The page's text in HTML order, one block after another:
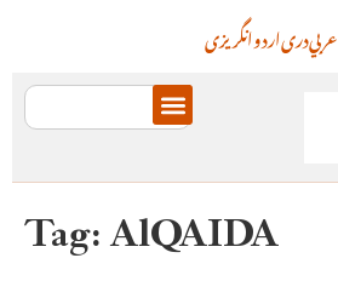
انگریزیاردودریعربي
Tag:AlQAIDA